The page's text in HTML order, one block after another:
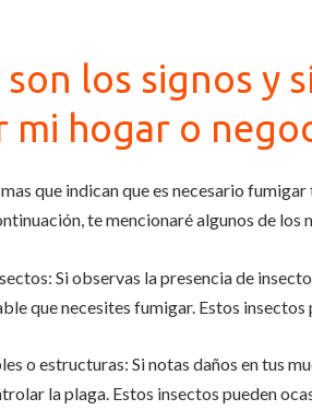
son los signos y
mi hogar o
que indican que es necesario
te mencionaré algunos de los
Si observas la presencia de
que necesites fumigar. Estos
o estructuras: Si notas daños en tus
la plaga. Estos insectos pueden